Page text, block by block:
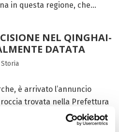
in questa regione, che...
NEL QINGHAI-
DATATA
Storia
è arrivato l’annuncio
trovata nella Prefettura
del Qinghai-Tibet, risale
206 A.E.V) e, considerata